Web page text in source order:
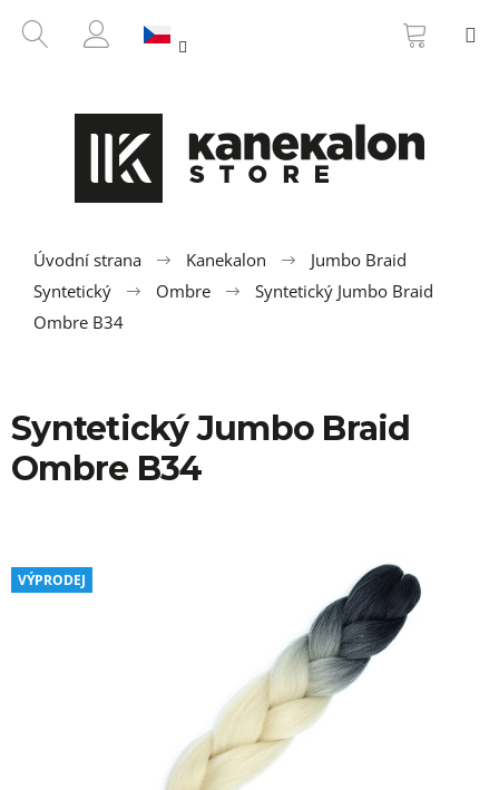
HLEDAT
PŘIHLÁŠENÍ
KOŠÍK
Úvodní strana Kanekalon
Jumbo Braid
Syntetický
Ombre
Syntetický Jumbo Braid
Ombre B34
Syntetický Jumbo Braid
Ombre B34
VÝPRODEJ
ZPĚT
ZPĚT
e
b
e
t
e
í
HLEDAT